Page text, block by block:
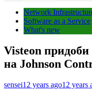
Network
Software as a Service
What's new
Visteon придоби
на Johnson
sensei12 years ago12 years